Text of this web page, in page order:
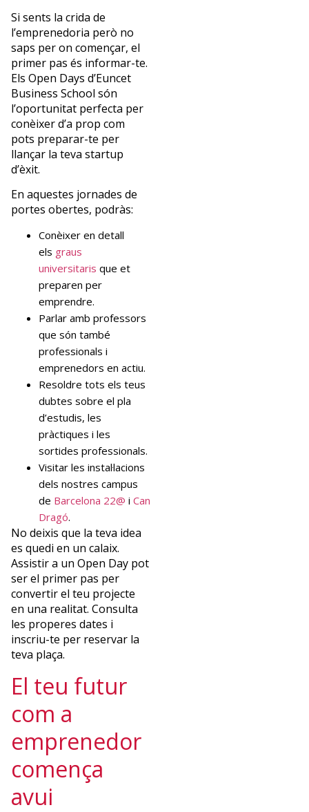
Si sents la crida de
l’emprenedoria però no
saps per on començar, el
primer pas és informar-te.
Els Open Days d’Euncet
Business School són
l’oportunitat perfecta per
conèixer d’a prop com
pots preparar-te per
llançar la teva startup
d’èxit.
En aquestes jornades de
portes obertes, podràs:
Conèixer en detall
els graus
universitaris que et
preparen per
emprendre.
Parlar amb professors
que són també
professionals i
emprenedors en actiu.
Resoldre tots els teus
dubtes sobre el pla
d’estudis, les
pràctiques i les
sortides professionals.
Visitar les instal·lacions
dels nostres campus
de Barcelona 22@ iCan
Dragó.
No deixis que la teva idea
es quedi en un calaix.
Assistir a un Open Day pot
ser el primer pas per
convertir el teu projecte
en una realitat. Consulta
les properes dates i
inscriu-te per reservar la
teva plaça.
El teu futur
com a
emprenedor
comença
avui